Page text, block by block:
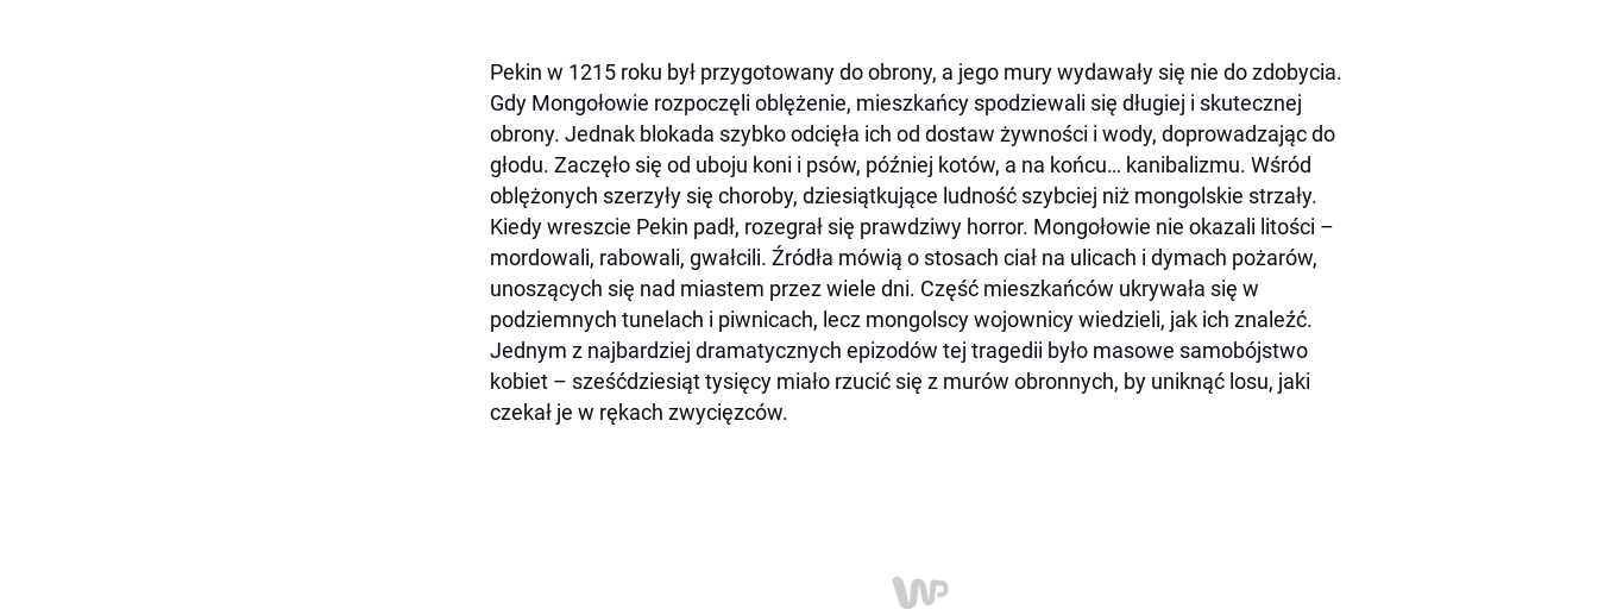
Pekin w 1215 roku był przygotowany do obrony, a jego mury wydawały się nie do zdobycia.
Gdy Mongołowie rozpoczęli oblężenie, mieszkańcy spodziewali się długiej i skutecznej
obrony. Jednak blokada szybko odcięła ich od dostaw żywności i wody, doprowadzając do
głodu. Zaczęło się od uboju koni i psów, później kotów, a na końcu… kanibalizmu. Wśród
oblężonych szerzyły się choroby, dziesiątkujące ludność szybciej niż mongolskie strzały.
Kiedy wreszcie Pekin padł, rozegrał się prawdziwy horror. Mongołowie nie okazali litości –
mordowali, rabowali, gwałcili. Źródła mówią o stosach ciał na ulicach i dymach pożarów,
unoszących się nad miastem przez wiele dni. Część mieszkańców ukrywała się w
podziemnych tunelach i piwnicach, lecz mongolscy wojownicy wiedzieli, jak ich znaleźć.
Jednym z najbardziej dramatycznych epizodów tej tragedii było masowe samobójstwo
kobiet – sześćdziesiąt tysięcy miało rzucić się z murów obronnych, by uniknąć losu, jaki
czekał je w rękach zwycięzców.